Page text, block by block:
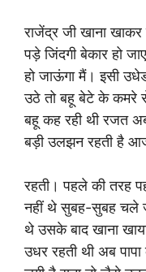
राजेंद्र जी खाना
पड़े जिंदगी बेकार हो
हो जाऊंगा मैं। इसी
उठे तो बहू बेटे के कमरे
बहू कह रही थी रजत
बड़ी उलझन रहती है
रहती। पहले की तरह
नहीं थे सुबह-सुबह चले
थे उसके बाद खाना
उधर रहती थी अब